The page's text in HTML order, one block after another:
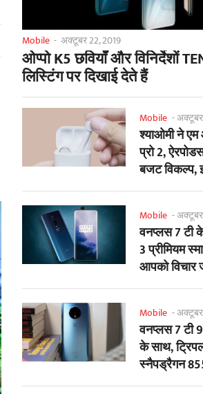
Mobile - अक्टूबर 22, 2019
ओप्पो K5 छवियाँ और विनिर्देशों
लिस्टिंग पर दिखाई देते हैं
Mobile -
श्याओमी ने
प्रो 2,
बजट विकल्प,
अनावरण...
Mobile -
वनप्लस 7 टी
3 प्रीमियम
आपको
चाहिए
Mobile -
वनप्लस 7 टी
के साथ,
स्नैपड्रैगन
साथ...